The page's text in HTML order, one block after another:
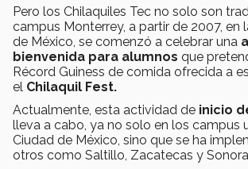
Pero los Chilaquiles Tec no solo son
campus Monterrey, a partir de 2007, en
de México, se comenzó a celebrar una
bienvenida para alumnos que
Récord Guiness de comida ofrecida a
el Chilaquil Fest.
Actualmente, esta actividad de inicio
lleva a cabo, ya no solo en los campus
Ciudad de México, sino que se ha
otros como Saltillo, Zacatecas y